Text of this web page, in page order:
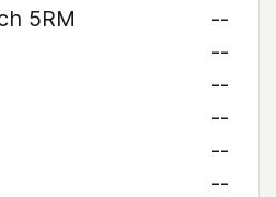
5RM
--
--
--
--
--
--